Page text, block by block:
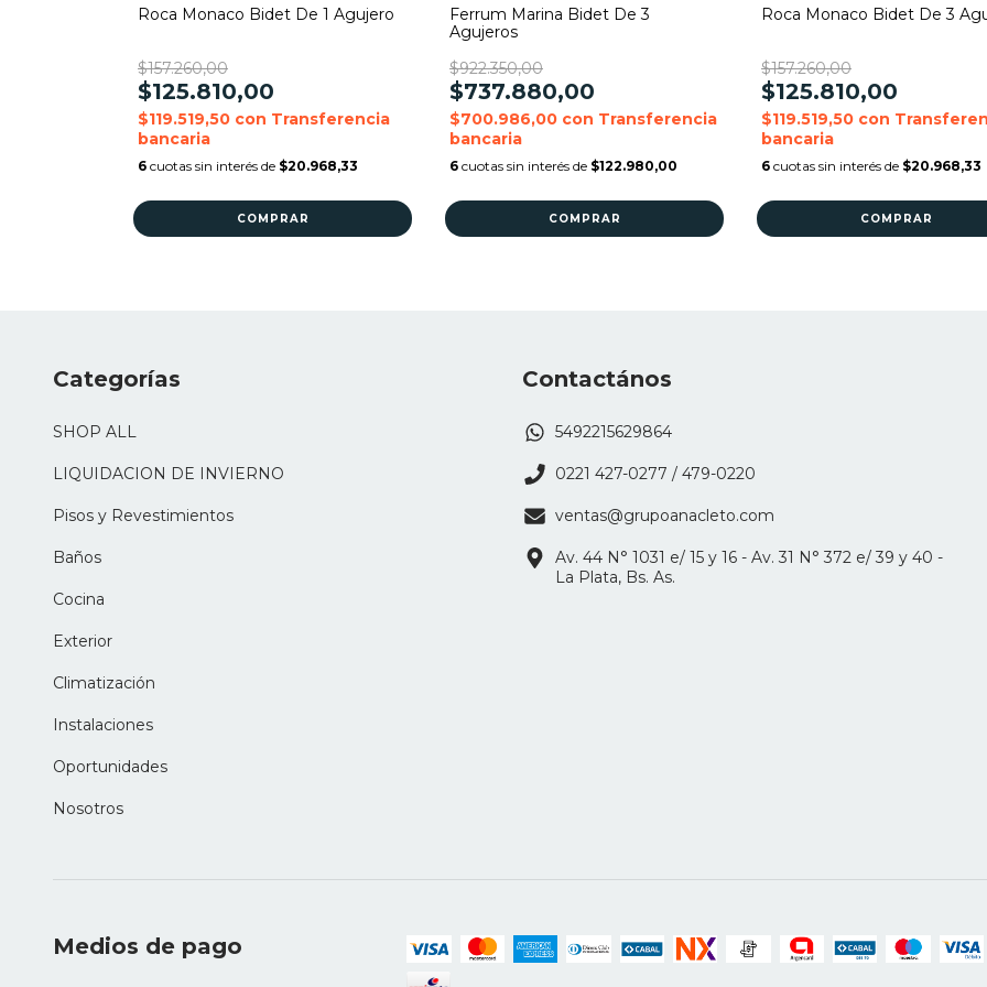
Roca Monaco Bidet De 1 Agujero
$157.260,00
$125.810,00
$119.519,50 con Transferencia
bancaria
6 cuotas sin interés de $20.968,33
Ferrum Marina Bidet De 3
Agujeros
$922.350,00
$737.880,00
$700.986,00 con Transferencia
bancaria
6 cuotas sin interés de $122.980,00
Roca Monaco Bidet De 3
$157.260,00
$125.810,00
$119.519,50 con
bancaria
6 cuotas sin interés de $20.968,33
Categorías
SHOP ALL
LIQUIDACION DE INVIERNO
Pisos y Revestimientos
Baños
Cocina
Exterior
Climatización
Instalaciones
Oportunidades
Nosotros
Contactános
5492215629864
0221 427-0277 / 479-0220
ventas@grupoanacleto.com
Av. 44 N° 1031 e/ 15 y 16 - Av. 31 N° 372 e/ 39 y 40 -
La Plata, Bs. As.
Medios de pago